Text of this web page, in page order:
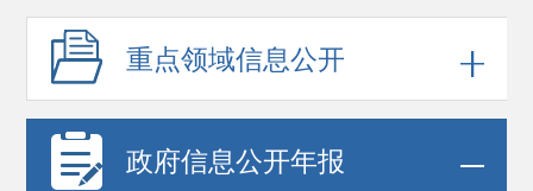
重点领域信息公开
政府信息公开年报